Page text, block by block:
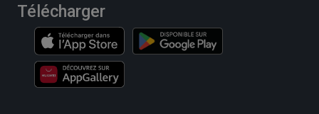
Télécharger